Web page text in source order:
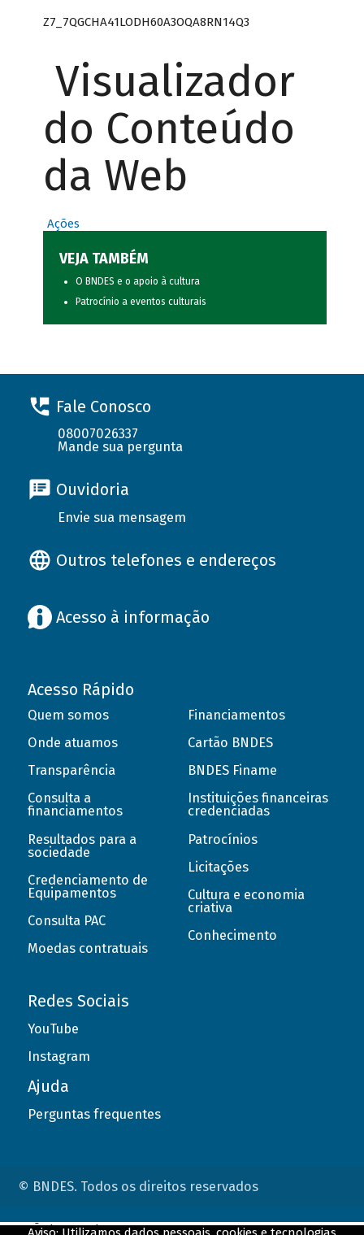
Z7_7QGCHA41LODH60A3OQA8RN14Q3
Visualizador
do Conteúdo
da Web
Ações
VEJA TAMBÉM
O BNDES e o apoio à cultura
Patrocínio a eventos culturais
Fale Conosco
08007026337
Mande sua pergunta
Ouvidoria
Envie sua mensagem
Outros telefones e endereços
Acesso à informação
Acesso Rápido
Quem somos
Onde atuamos
Transparência
Consulta a
financiamentos
Resultados para a
sociedade
Credenciamento de
Equipamentos
Consulta PAC
Moedas contratuais
Financiamentos
Cartão BNDES
BNDES Finame
Instituições financeiras
credenciadas
Patrocínios
Licitações
Cultura e economia
criativa
Conhecimento
Redes Sociais
YouTube
Instagram
Ajuda
Perguntas frequentes
© BNDES. Todos os direitos reservados
ConteÃºdo complementar